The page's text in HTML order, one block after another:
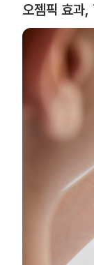
오젬픽 효과,